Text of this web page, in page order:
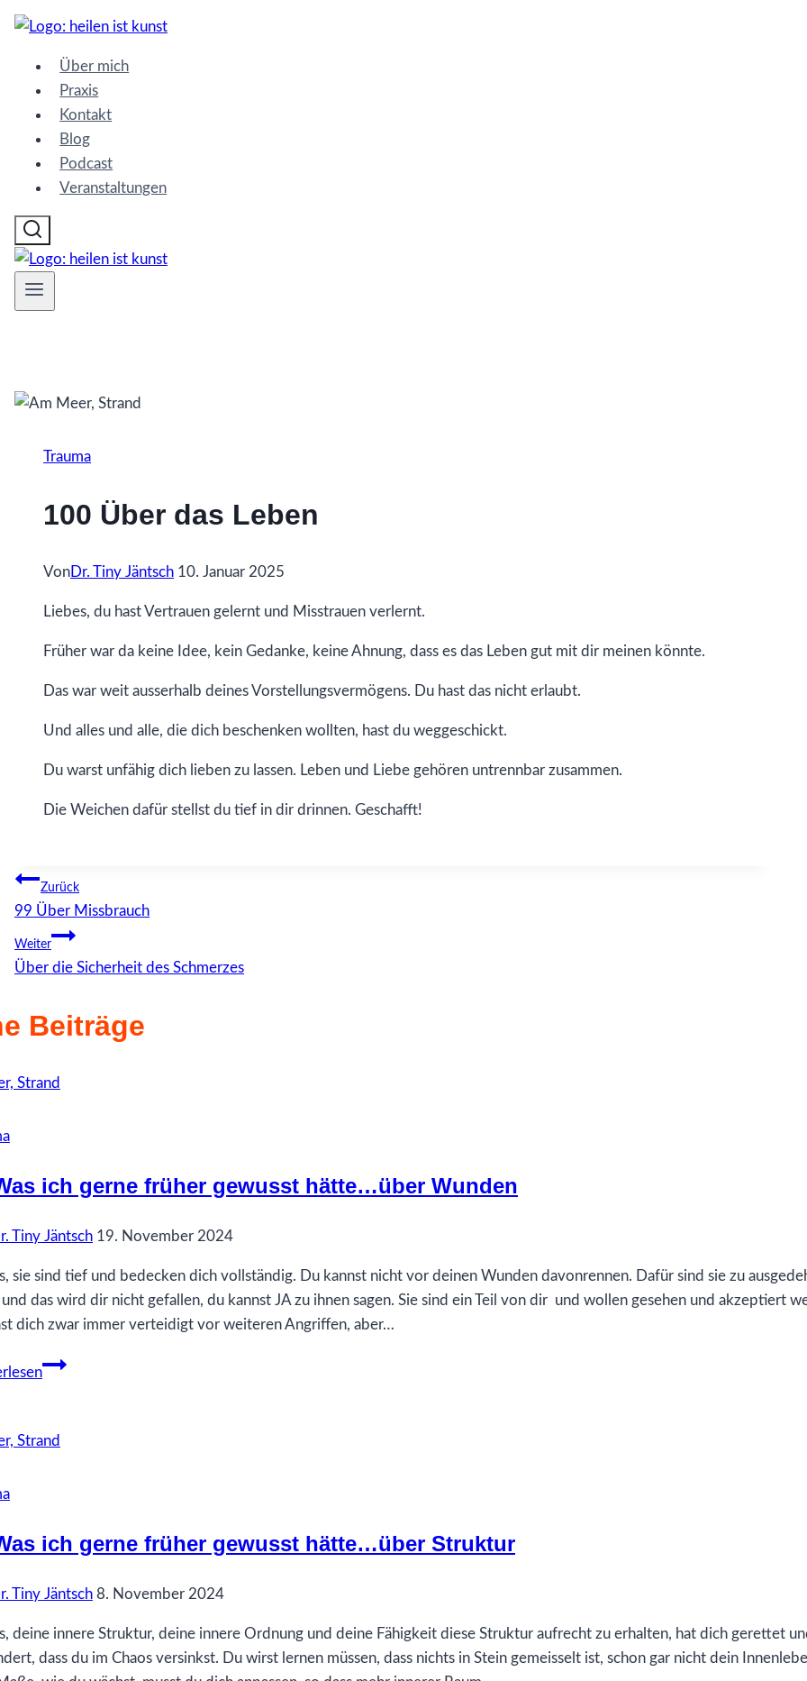
Zum
springen
Über mich
Praxis
Kontakt
Blog
Podcast
Veranstaltungen
Trauma
100 Über das Leben
VonDr. Tiny Jäntsch 10. Januar 2025
Liebes, du hast Vertrauen gelernt und Misstrauen verlernt.
Früher war da keine Idee, kein Gedanke, keine Ahnung, dass es das Leben gut mit dir meinen könnte.
Das war weit ausserhalb deines Vorstellungsvermögens. Du hast das nicht erlaubt.
Und alles und alle, die dich beschenken wollten, hast du weggeschickt.
Du warst unfähig dich lieben zu lassen. Leben und Liebe gehören untrennbar zusammen.
Die Weichen dafür stellst du tief in dir drinnen. Geschafft!
Beitragsnavigation
Zurück
99 Über Missbrauch
Weiter
Über die Sicherheit des Schmerzes
Beiträge
ich gerne früher gewusst hätte…über Wunden
Tiny Jäntsch 19. November 2024
sie sind tief und bedecken dich vollständig. Du kannst nicht vor deinen Wunden davonrennen. Dafür sind sie zu
das wird dir nicht gefallen, du kannst JA zu ihnen sagen. Sie sind ein Teil von dir und wollen gesehen und akzeptiert
dich zwar immer verteidigt vor weiteren Angriffen, aber…
62
gerne
über
Wunden
ich gerne früher gewusst hätte…über Struktur
Tiny Jäntsch 8. November 2024
deine innere Struktur, deine innere Ordnung und deine Fähigkeit diese Struktur aufrecht zu erhalten, hat dich gerettet
dass du im Chaos versinkst. Du wirst lernen müssen, dass nichts in Stein gemeisselt ist, schon gar nicht dein